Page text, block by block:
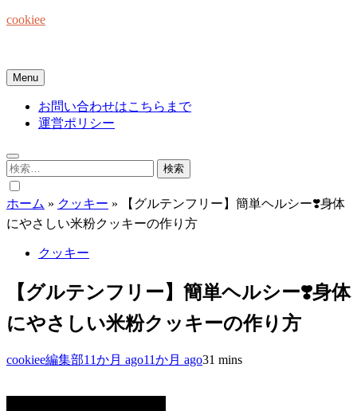
Skip
cookiee
Menu
お問い合わせはこちらまで
運営ポリシー
検
索:
ホーム » クッキー »
【グルテンフリー】簡単ヘルシー❣️身体
にやさしい米粉クッキーの作り方
クッキー
【グルテンフリー】簡単ヘルシー❣️身体
にやさしい米粉クッキーの作り方
cookiee編集部11か月 ago11か月 ago31 mins